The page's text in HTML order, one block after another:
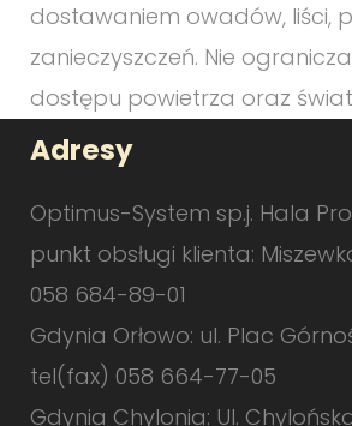
dostawaniem owadów, liści,
zanieczyszczeń. Nie
dostępu powietrza oraz
Adresy
Optimus-System sp.j. Hala
punkt obsługi klienta:
058 684-89-01
Gdynia Orłowo: ul. Plac
tel(fax) 058 664-77-05
Gdynia Chylonia: Ul.